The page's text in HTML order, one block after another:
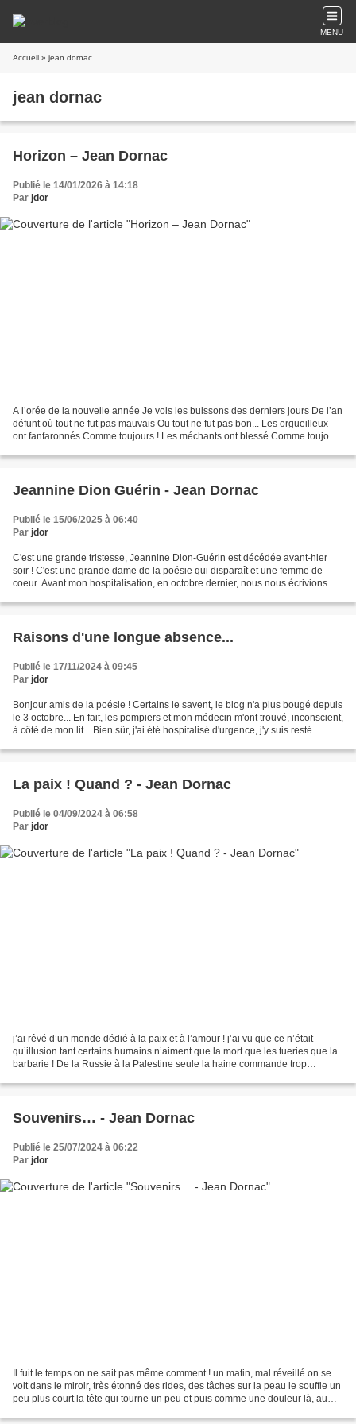
MENU
Accueil » jean dornac
jean dornac
Horizon – Jean Dornac
Publié le 14/01/2026 à 14:18
Par jdor
A l’orée de la nouvelle année Je vois les buissons des derniers jours De l’an
défunt où tout ne fut pas mauvais Ou tout ne fut pas bon... Les orgueilleux
ont fanfaronnés Comme toujours ! Les méchants ont blessé Comme toujours
Jeannine Dion Guérin - Jean Dornac
Publié le 15/06/2025 à 06:40
Par jdor
C'est une grande tristesse, Jeannine Dion-Guérin est décédée avant-hier
soir ! C'est une grande dame de la poésie qui disparaît et une femme de
coeur. Avant mon hospitalisation, en octobre dernier, nous nous écrivions
Raisons d'une longue absence...
Publié le 17/11/2024 à 09:45
Par jdor
Bonjour amis de la poésie ! Certains le savent, le blog n'a plus bougé depuis
le 3 octobre... En fait, les pompiers et mon médecin m'ont trouvé, inconscient,
à côté de mon lit... Bien sûr, j'ai été hospitalisé d'urgence, j'y suis resté
La paix ! Quand ? - Jean Dornac
Publié le 04/09/2024 à 06:58
Par jdor
j’ai rêvé d’un monde dédié à la paix et à l’amour ! j’ai vu que ce n’était
qu’illusion tant certains humains n’aiment que la mort que les tueries que la
barbarie ! De la Russie à la Palestine seule la haine commande trop
Souvenirs… - Jean Dornac
Publié le 25/07/2024 à 06:22
Par jdor
Il fuit le temps on ne sait pas même comment ! un matin, mal réveillé on se
voit dans le miroir, très étonné des rides, des tâches sur la peau le souffle un
peu plus court la tête qui tourne un peu et puis comme une douleur là, au